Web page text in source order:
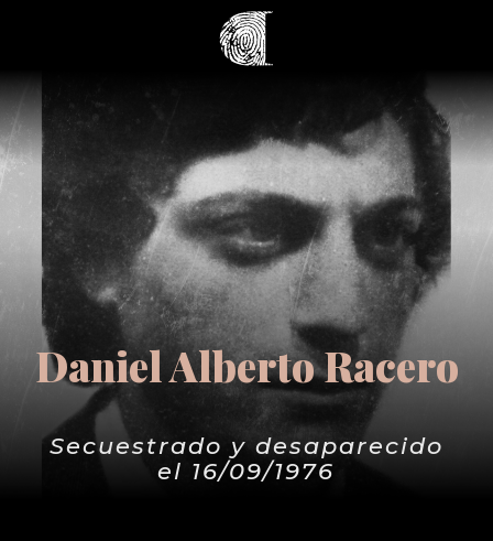
Daniel Alberto Racero
Secuestrado y desaparecido
el 16/09/1976